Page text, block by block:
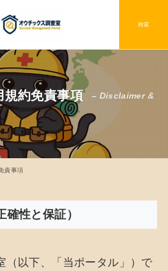
検索
規約免責事項
– Disclaimer &
責事項
性と保証）
（以下、「当ポータル」）で